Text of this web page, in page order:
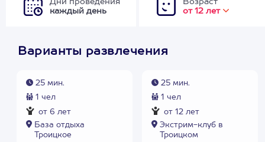
Дни проведения
каждый день
Возраст
от 12 лет
Варианты развлечения
25 мин.
1 чел
от 6 лет
База отдыха
Троицкое
25 мин.
1 чел
от 12 лет
Экстрим-клуб в
Троицком